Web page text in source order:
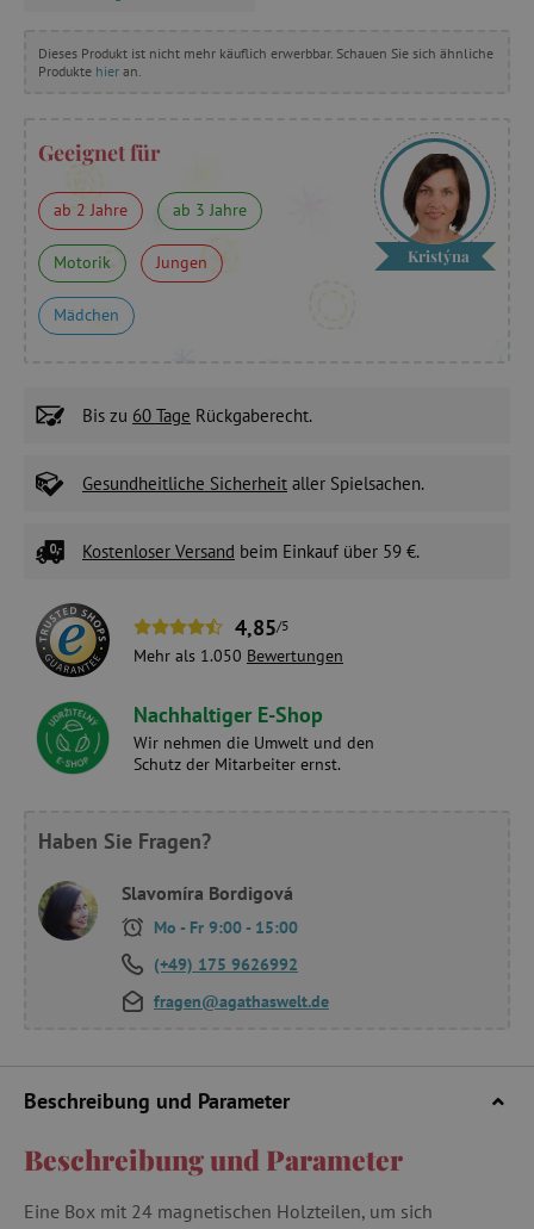
Dieses Produkt ist nicht mehr käuflich erwerbbar. Schauen Sie sich ähnliche
Produkte hier an.
Geeignet für
ab 2 Jahre ab 3 Jahre
Motorik Jungen
Mädchen
Kristýna
Bis zu 60 Tage Rückgaberecht.
Gesundheitliche Sicherheit aller Spielsachen.
Kostenloser Versand beim Einkauf über 59 €.
4,85/5
Mehr als 1.050 Bewertungen
Nachhaltiger E-Shop
Wir nehmen die Umwelt und den
Schutz der Mitarbeiter ernst.
Haben Sie Fragen?
Slavomíra Bordigová
Mo - Fr 9:00 - 15:00
(+49) 175 9626992
fragen@agathaswelt.de
Beschreibung und Parameter
Beschreibung und Parameter
Eine Box mit 24 magnetischen Holzteilen, um sich